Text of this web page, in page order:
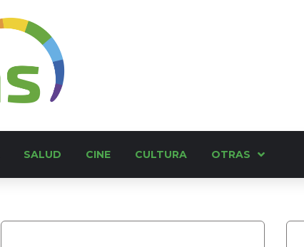
SALUD CINE CULTURA OTRAS